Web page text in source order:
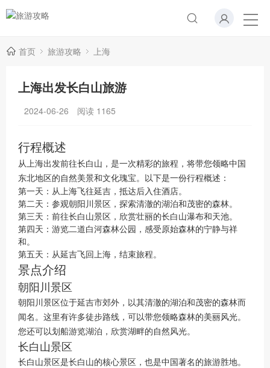
首页 旅游攻略 上海
上海出发长白山旅游
2024-06-26 阅读 1165
行程概述
从上海出发前往长白山，是一次精彩的旅程，将带您领略中国
东北地区的自然美景和文化瑰宝。以下是一份行程概述：
第一天：从上海飞往延吉，抵达后入住酒店。
第二天：参观朝阳川景区，探索清澈的湖泊和茂密的森林。
第三天：前往长白山景区，欣赏壮丽的长白山瀑布和天池。
第四天：游览二道白河森林公园，感受原始森林的宁静与祥
和。
第五天：从延吉飞回上海，结束旅程。
景点介绍
朝阳川景区
朝阳川景区位于延吉市郊外，以其清澈的湖泊和茂密的森林而
闻名。这里有许多徒步路线，可以带您领略森林的美丽风光。
您还可以划船游览湖泊，欣赏湖畔的自然风光。
长白山景区
长白山景区是长白山的核心景区，也是中国著名的旅游胜地。